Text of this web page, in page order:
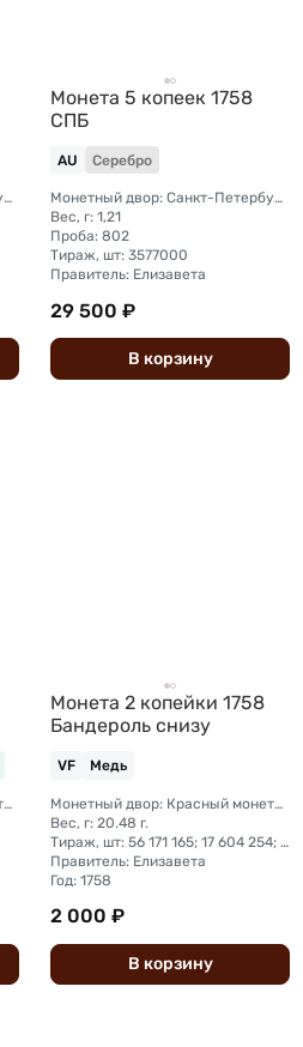
Монетный двор: Санкт-Петербургский монетный двор
Монета 5 копеек 1758
СПБ
AU Серебро
Монетный двор: Санкт-Петербургский монетный двор
Вес, г: 1,21
Проба: 802
Тираж, шт: 3577000
Правитель: Елизавета
29 500 ₽
В корзину
Монетный двор: Красный монетный двор (Москва)
Монета 2 копейки 1758
Бандероль снизу
VF Медь
Монетный двор: Красный монетный двор (Москва); Екатеринбургский монетный двор; Санкт-Петербургский монетный двор; Сестрорецкий монетный двор
Вес, г: 20.48 г.
Тираж, шт: 56 171 165; 17 604 254; 20 620 300; 6 426 090
Правитель: Елизавета
Год: 1758
2 000 ₽
В корзину